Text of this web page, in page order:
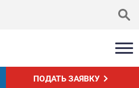
ПОДАТЬ ЗАЯВКУ